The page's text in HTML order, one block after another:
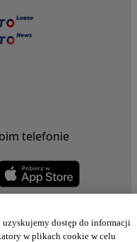
telefonie
dostęp do informacji
w plikach cookie w celu